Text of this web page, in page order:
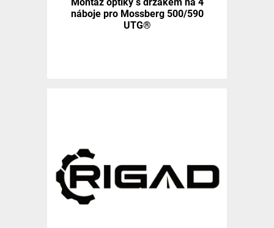
náboje pro Mossberg 500/590
UTG®